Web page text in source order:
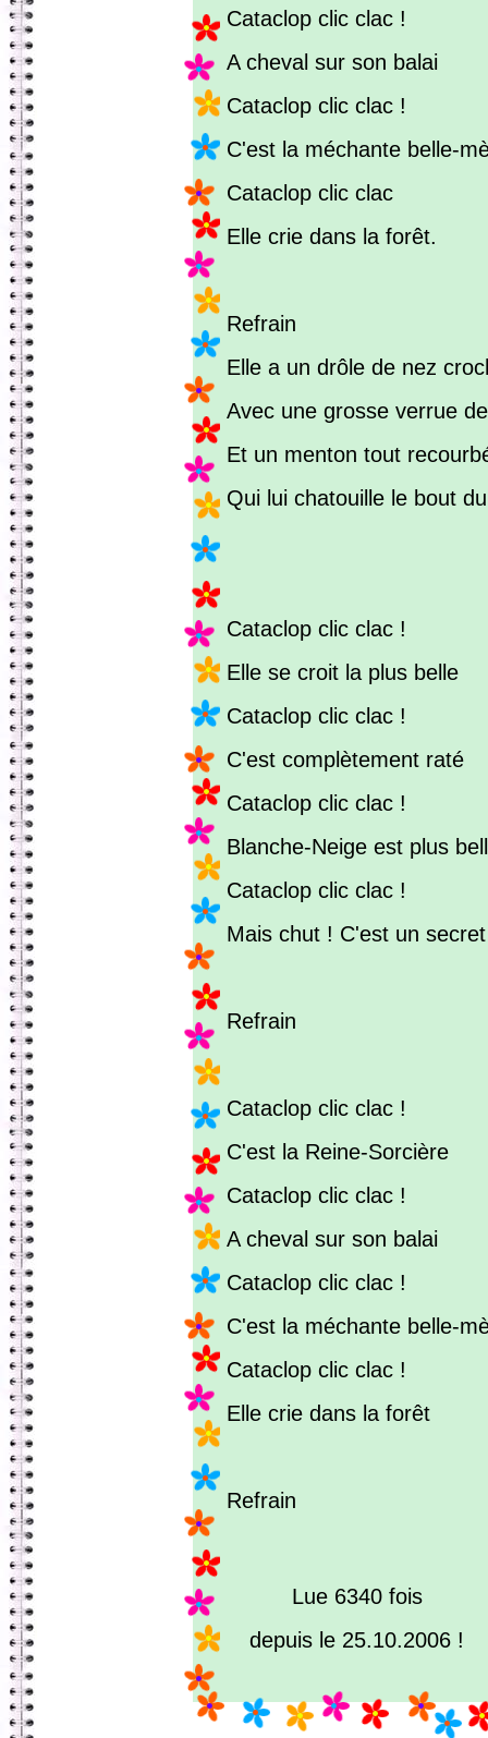
Cataclop clic clac !
A cheval sur son balai
Cataclop clic clac !
C'est la méchante belle-
Cataclop clic clac
Elle crie dans la forêt.
Refrain
Elle a un drôle de nez
Avec une grosse verrue
Et un menton tout
Qui lui chatouille le bout
Cataclop clic clac !
Elle se croit la plus belle
Cataclop clic clac !
C'est complètement raté
Cataclop clic clac !
Blanche-Neige est plus
Cataclop clic clac !
Mais chut ! C'est un
Refrain
Cataclop clic clac !
C'est la Reine-Sorcière
Cataclop clic clac !
A cheval sur son balai
Cataclop clic clac !
C'est la méchante belle-
Cataclop clic clac !
Elle crie dans la forêt
Refrain
Lue 6340 fois
depuis le 25.10.2006 !